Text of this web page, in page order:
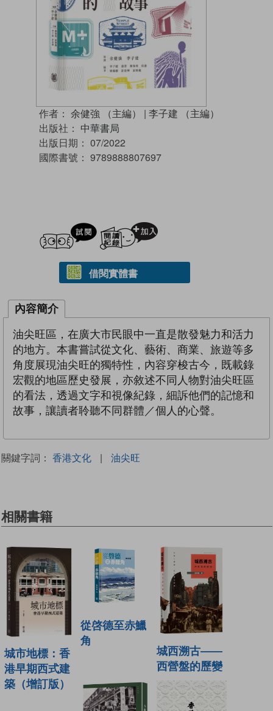
作者： 余健強 （主編） | 李子建 （主編）
出版社： 中華書局
出版日期： 07/2022
國際書號： 9789888807697
試閲
借閱實體書
內容簡介
油尖旺區，在廣大市民眼中一直是散發魅力和活力
的地方。本書嘗試從文化、藝術、商業、旅遊等多
角度展現油尖旺的獨特性，內容穿梭古今，既載錄
宏觀的地區歷史發展，亦敘述不同人物對油尖旺區
的看法，透過文字和視像紀錄，細訴他們的記憶和
故事，讓讀者聆聽不同群體／個人的心聲。
關鍵字詞： 香港文化 | 油尖旺
相關書籍
城市地標：香
港早期西式建
築（增訂版）
從啓德至赤鱲
角
城西溯古——
西營盤的歷變